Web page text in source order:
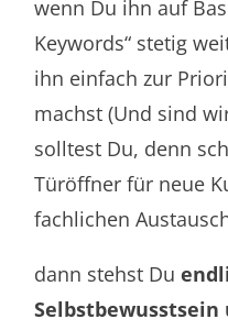
wenn Du ihn auf
Keywords“ stetig
ihn einfach zur
machst (Und sind
solltest Du, denn
Türöffner für neue
fachlichen
dann stehst Du